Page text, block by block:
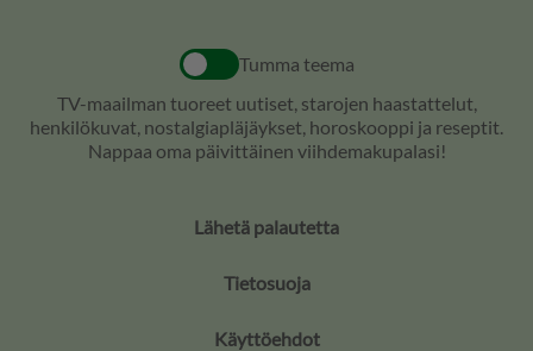
Tumma teema
TV-maailman tuoreet uutiset, starojen haastattelut,
henkilökuvat, nostalgiapläjäykset, horoskooppi ja reseptit.
Nappaa oma päivittäinen viihdemakupalasi!
Lähetä palautetta
Tietosuoja
Käyttöehdot